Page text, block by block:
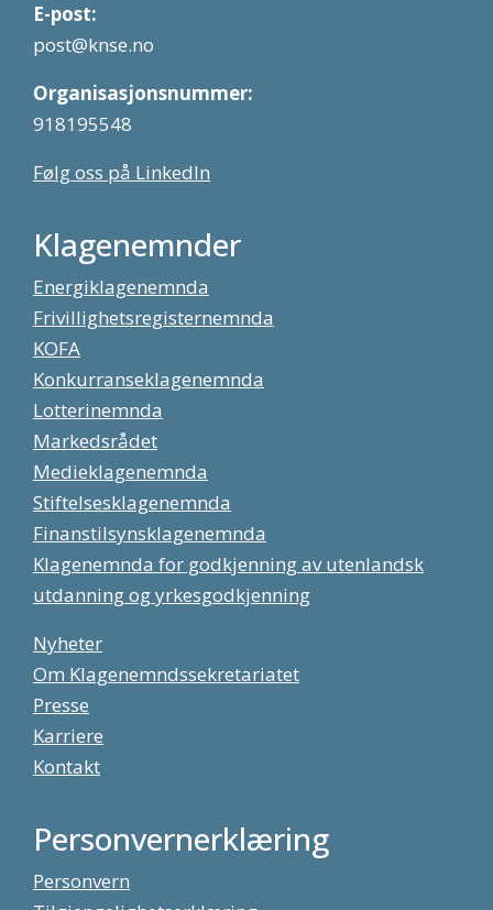
E-post:
post@knse.no
Organisasjonsnummer:
918195548
Følg oss på LinkedIn
Klagenemnder
Energiklagenemnda
Frivillighetsregisternemnda
KOFA
Konkurranseklagenemnda
Lotterinemnda
Markedsrådet
Medieklagenemnda
Stiftelsesklagenemnda
Finanstilsynsklagenemnda
Klagenemnda for godkjenning av utenlandsk
utdanning og yrkesgodkjenning
Nyheter
Om Klagenemndssekretariatet
Presse
Karriere
Kontakt
Personvernerklæring
Personvern